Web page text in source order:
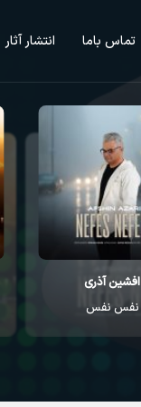
تماس باما انتشار آثار
افشین آذری
نفس نفس